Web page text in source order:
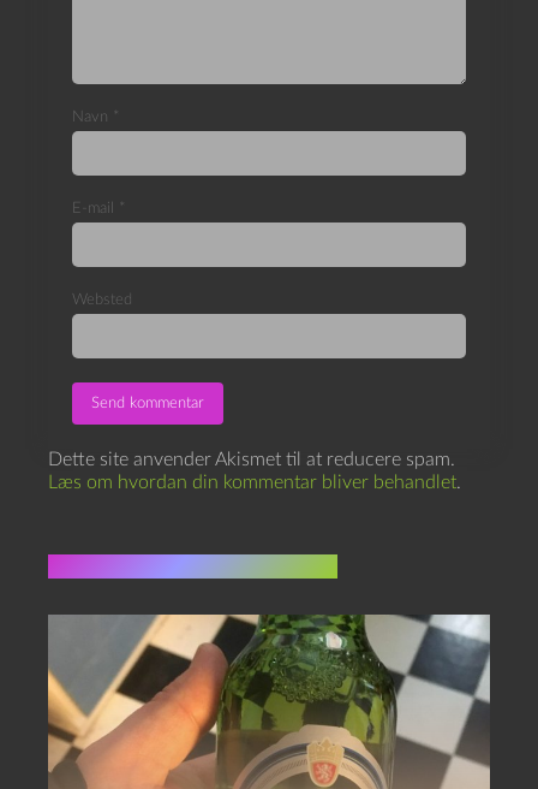
Navn *
E-mail *
Websted
Dette site anvender Akismet til at reducere spam.
Læs om hvordan din kommentar bliver behandlet.